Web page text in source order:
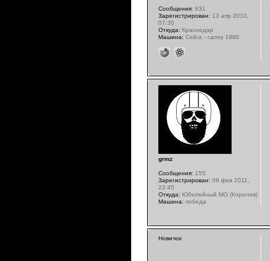
Сообщения: 831
Зарегистрирован: 13 апр 2010,
07:30
Откуда: Краснодар
Машина: Celica - camry 1980
grmz
Сообщения: 155
Зарегистрирован: 09 фев 2011,
23:45
Откуда: Юбилейный МО (Королев)
Машина: победа
Новичок